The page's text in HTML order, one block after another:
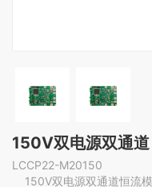
150V双电源双通
LCCP22-M20150